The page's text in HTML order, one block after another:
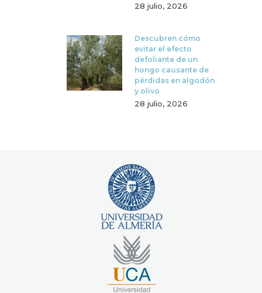
28 julio, 2026
Descubren cómo
evitar el efecto
defoliante de un
hongo causante de
pérdidas en algodón
y olivo
28 julio, 2026